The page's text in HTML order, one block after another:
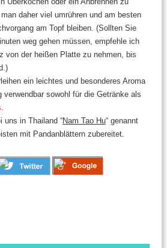
daher viel umrühren und am besten
am Topf bleiben. (Sollten Sie
weg gehen müssen, empfehle ich
von der heißen Platte zu nehmen, bis
ein leichtes und besonderes Aroma
verwendbar sowohl für die Getränke als
uns in Thailand “Nam Tao Hu“ genannt
mit Pandanblättern zubereitet.